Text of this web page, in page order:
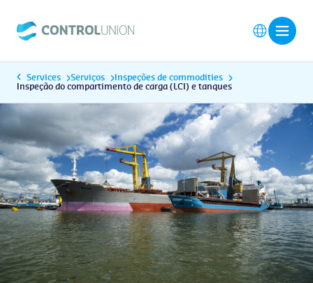
Services Serviços
Inspeções de commodities
Inspeção do compartimento de carga (LCI) e tanques